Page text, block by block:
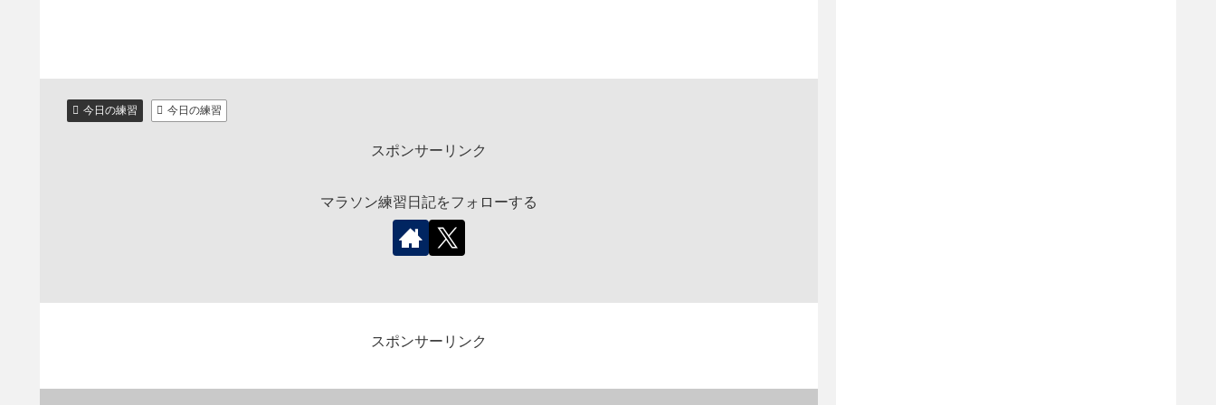
今日の練習 今日の練習
スポンサーリンク
マラソン練習日記をフォローする
スポンサーリンク